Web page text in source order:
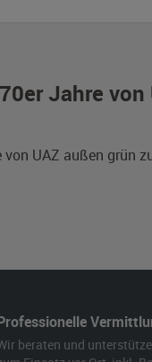
Jahre von
UAZ außen grün
beraten und